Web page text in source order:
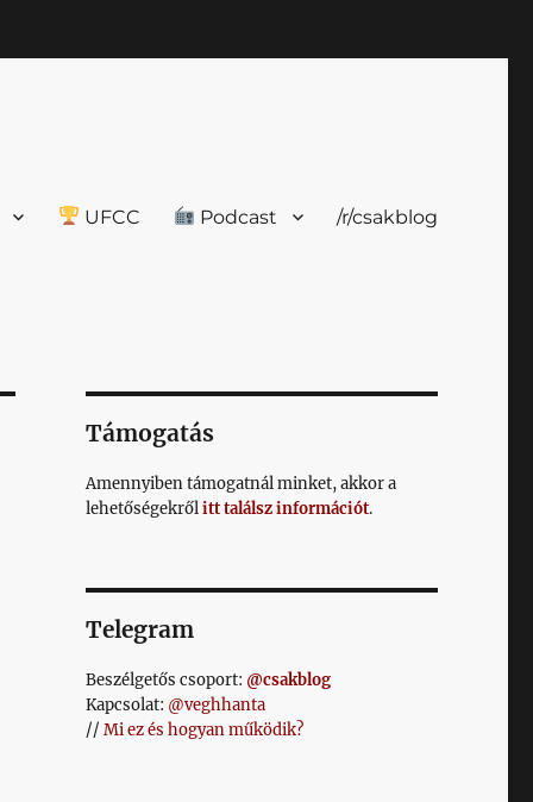
UFCC Podcast /r/csakblog
Támogatás
Amennyiben támogatnál minket, akkor a
lehetőségekrőlitt találsz információt.
Telegram
Beszélgetős csoport: @csakblog
Kapcsolat: @veghhanta
// Mi ez és hogyan működik?